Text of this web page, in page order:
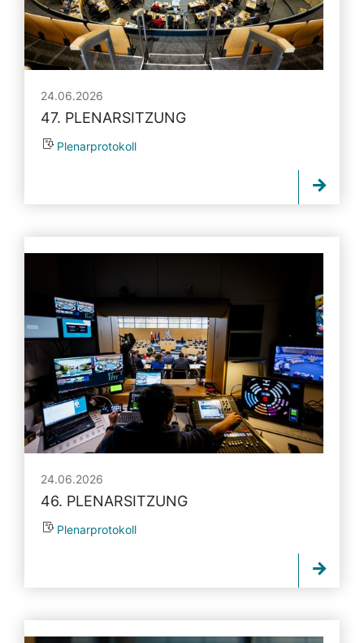
24.06.2026
47. PLENARSITZUNG
Plenarprotokoll
24.06.2026
46. PLENARSITZUNG
Plenarprotokoll